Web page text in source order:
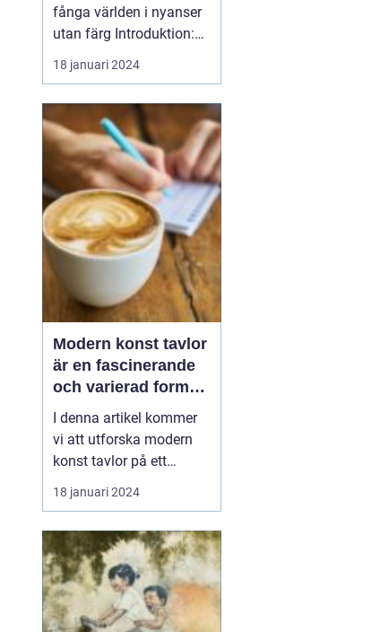
fånga världen i nyanser
utan färg Introduktion:
Svartvit fotokonst har
länge fascinerat
tidlösa skönhet och
förmåga att förmedla
känslor och uttryck på
ett unikt sätt. I denna
artikel kommer vi att ge
en gr...
18 januari 2024
Modern konst tavlor
är en fascinerande
och varierad form
av konstuttryck som
lockar till sig både
konstnärer och
konstälskare från
hela världen
I denna artikel kommer
vi att utforska modern
konst tavlor på ett
grundligt sätt, inklusive
en övergripande översikt,
typer av modern konst
tavlor och deras
popularitet, kvantitativa
mätningar, skillnader
18 januari 2024